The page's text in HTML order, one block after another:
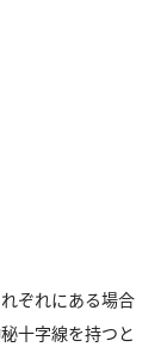
ぞれにある場合
十字線を持つと